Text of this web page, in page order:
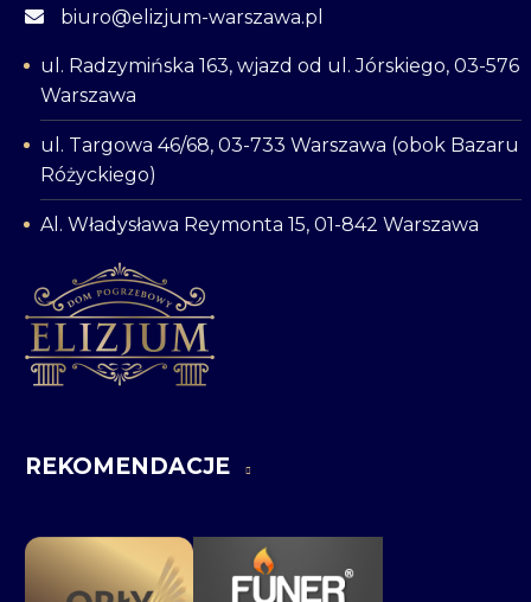
biuro@elizjum-warszawa.pl
ul. Radzymińska 163, wjazd od ul. Jórskiego, 03-576
Warszawa
ul. Targowa 46/68, 03-733 Warszawa (obok Bazaru
Różyckiego)
Al. Władysława Reymonta 15, 01-842 Warszawa
REKOMENDACJE